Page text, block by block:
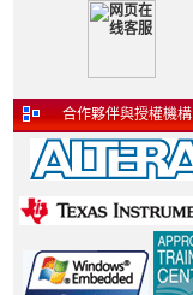
合作夥伴與授權機構